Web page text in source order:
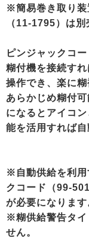
※簡易巻き取り装
（11-1795）は別
ピンジャックコ
糊付機を接続す
操作でき、楽に糊
あらかじめ糊付
になるとアイコ
能を活用すれば自
※自動供給を利用
クコード（99-
が必要になります
※糊供給警告タイ
せん。